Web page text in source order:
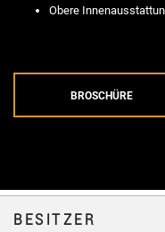
Obere
BROSCHÜRE
BESITZER